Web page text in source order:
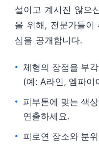
설이고 계시진 않으
을 위해, 전문가들이
심을 공개합니다.
체형의 장점을 부
(예: A라인, 엠파이
피부톤에 맞는 색
연출하세요.
피로연 장소와 분